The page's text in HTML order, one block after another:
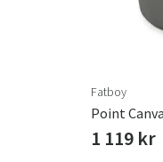
Fatboy
1 119 kr